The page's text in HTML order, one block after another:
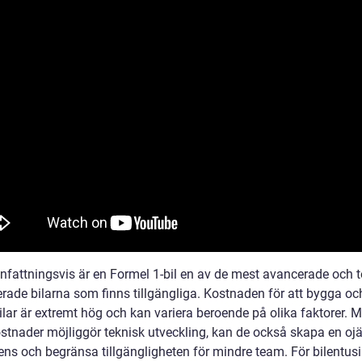
är en Formel 1-bil en av de mest avancerade och
bilarna som finns tillgängliga. Kostnaden för att bygga
är extremt hög och kan variera beroende på olika faktorer.
möjliggör teknisk utveckling, kan de också skapa en
och begränsa tillgängligheten för mindre team. För